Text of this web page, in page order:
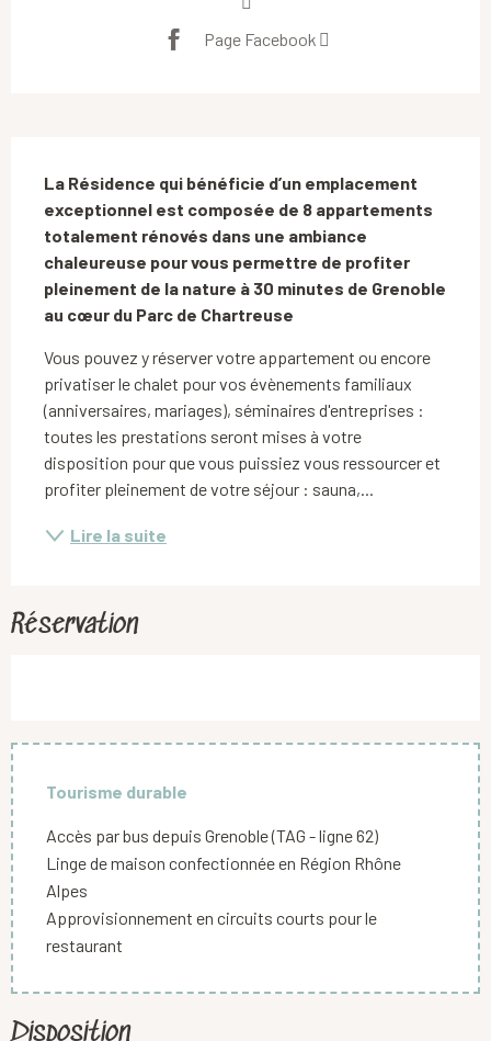
Page Facebook
La Résidence qui bénéficie d’un emplacement
exceptionnel est composée de 8 appartements
totalement rénovés dans une ambiance
chaleureuse pour vous permettre de profiter
pleinement de la nature à 30 minutes de Grenoble
au cœur du Parc de Chartreuse
Vous pouvez y réserver votre appartement ou encore
privatiser le chalet pour vos évènements familiaux
(anniversaires, mariages), séminaires d'entreprises :
toutes les prestations seront mises à votre
disposition pour que vous puissiez vous ressourcer et
profiter pleinement de votre séjour : sauna,...
Lire la suite
Réservation
Tourisme durable
Accès par bus depuis Grenoble (TAG - ligne 62)
Linge de maison confectionnée en Région Rhône
Alpes
Approvisionnement en circuits courts pour le
restaurant
Disposition